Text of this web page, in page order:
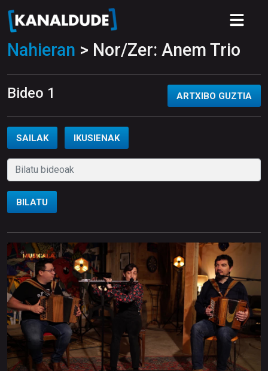
Nahieran > Nor/Zer: Anem Trio
Bideo 1 ARTXIBO GUZTIA
SAILAK IKUSIENAK
BILATU